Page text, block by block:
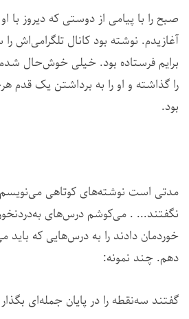
صبح را با پیامی از دوستی که دیروز با
آغازیدم. نوشته بود کانال تلگرامی‌اش
برایم فرستاده بود. خیلی خوش‌حال
را گذاشته و او را به برداشتن یک
بود.
مدتی است نوشته‌های کوتاهی
نگفتند... . می‌کوشم درس‌های
خوردمان دادند را به درس‌هایی که باید
دهم. چند نمونه:
گفتند سه‌نقطه را در پایان جمله‌ای بگذار